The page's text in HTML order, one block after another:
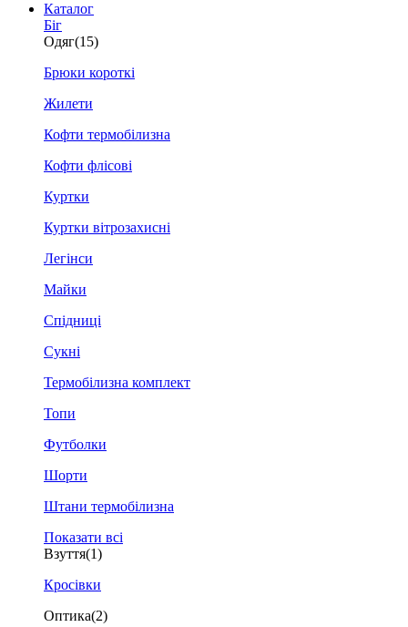
Каталог
Біг
Одяг(15)
Брюки короткі
Жилети
Кофти термобілизна
Кофти флісові
Куртки
Куртки вітрозахисні
Легінси
Майки
Спідниці
Сукні
Термобілизна комплект
Топи
Футболки
Шорти
Штани термобілизна
Показати всі
Взуття(1)
Кросівки
Оптика(2)